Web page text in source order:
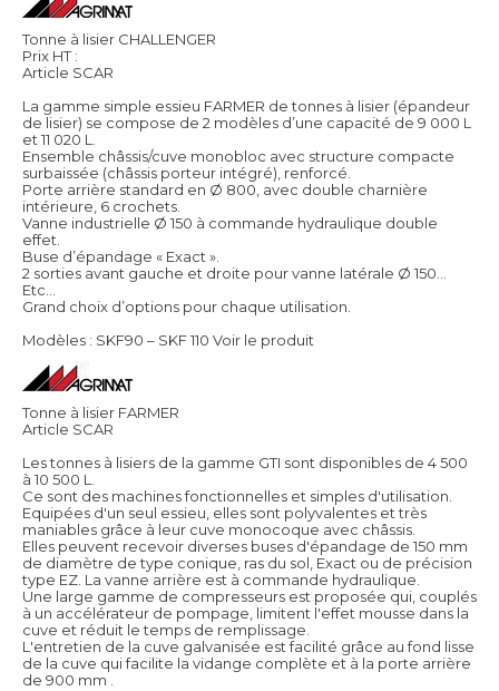
Tonne à lisier CHALLENGER
Prix HT :
Article SCAR
La gamme simple essieu FARMER de tonnes à lisier (épandeur
de lisier) se compose de 2 modèles d’une capacité de 9 000 L
et 11 020 L.
Ensemble châssis/cuve monobloc avec structure compacte
surbaissée (châssis porteur intégré), renforcé.
Porte arrière standard en Ø 800, avec double charnière
intérieure, 6 crochets.
Vanne industrielle Ø 150 à commande hydraulique double
effet.
Buse d’épandage « Exact ».
2 sorties avant gauche et droite pour vanne latérale Ø 150…
Etc…
Grand choix d’options pour chaque utilisation.
Modèles : SKF90 – SKF 110 Voir le produit
Tonne à lisier FARMER
Article SCAR
Les tonnes à lisiers de la gamme GTI sont disponibles de 4 500
à 10 500 L.
Ce sont des machines fonctionnelles et simples d'utilisation.
Equipées d'un seul essieu, elles sont polyvalentes et très
maniables grâce à leur cuve monocoque avec châssis.
Elles peuvent recevoir diverses buses d'épandage de 150 mm
de diamètre de type conique, ras du sol, Exact ou de précision
type EZ. La vanne arrière est à commande hydraulique.
Une large gamme de compresseurs est proposée qui, couplés
à un accélérateur de pompage, limitent l'effet mousse dans la
cuve et réduit le temps de remplissage.
L'entretien de la cuve galvanisée est facilité grâce au fond lisse
de la cuve qui facilite la vidange complète et à la porte arrière
de 900 mm .